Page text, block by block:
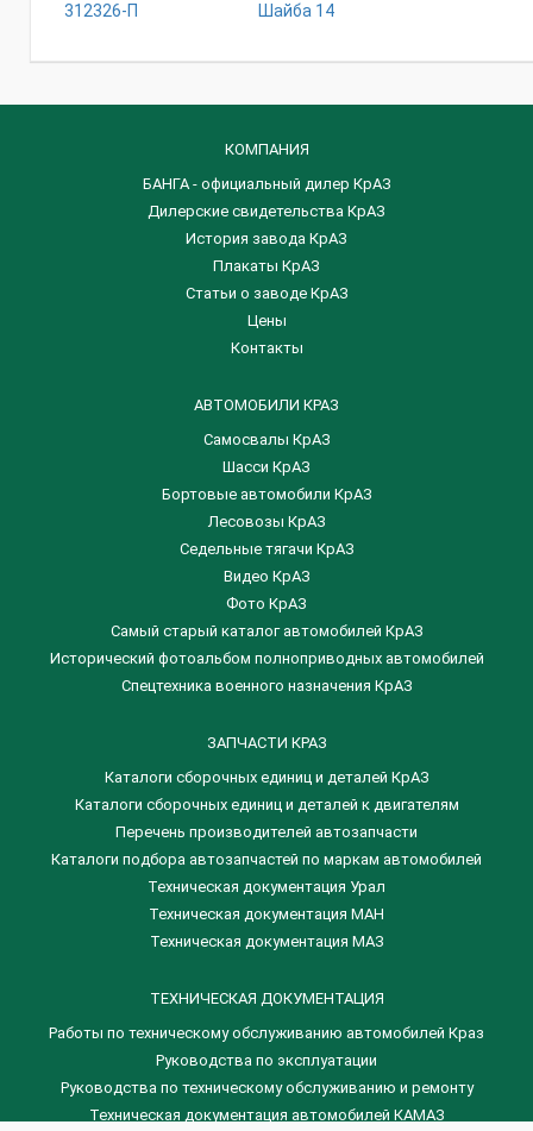
312326-П Шайба 14
КОМПАНИЯ
БАНГА - официальный дилер КрАЗ
Дилерские свидетельства КрАЗ
История завода КрАЗ
Плакаты КрАЗ
Статьи о заводе КрАЗ
Цены
Контакты
АВТОМОБИЛИ КРАЗ
Самосвалы КрАЗ
Шасси КрАЗ
Бортовые автомобили КрАЗ
Лесовозы КрАЗ
Седельные тягачи КрАЗ
Видео КрАЗ
Фото КрАЗ
Самый старый каталог автомобилей КрАЗ
Исторический фотоальбом полноприводных автомобилей
Спецтехника военного назначения КрАЗ
ЗАПЧАСТИ КРАЗ
Каталоги сборочных единиц и деталей КрАЗ
​Каталоги сборочных единиц и деталей к двигателям
Перечень производителей автозапчасти
Каталоги подбора автозапчастей по маркам автомобилей
Техническая документация Урал
Техническая документация МАН
Техническая документация МАЗ
ТЕХНИЧЕСКАЯ ДОКУМЕНТАЦИЯ
Работы по техническому обслуживанию автомобилей Краз
Руководства по эксплуатации
Руководства по техническому обслуживанию и ремонту
Техническая документация автомобилей КАМАЗ